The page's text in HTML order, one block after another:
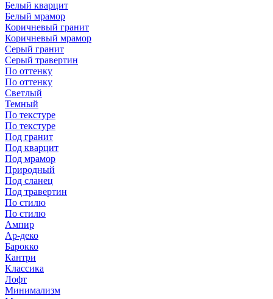
Белый кварцит
Белый мрамор
Коричневый гранит
Коричневый мрамор
Серый гранит
Серый травертин
По оттенку
По оттенку
Светлый
Темный
По текстуре
По текстуре
Под гранит
Под кварцит
Под мрамор
Природный
Под сланец
Под травертин
По стилю
По стилю
Ампир
Ар-деко
Барокко
Кантри
Классика
Лофт
Минимализм